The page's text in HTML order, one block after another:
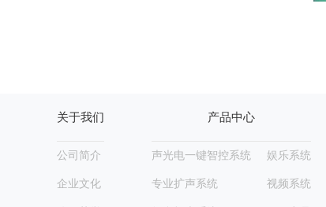
关于我们
公司简介
企业文化
产品中心
声光电一键智控系统
专业扩声系统
娱乐系统
视频系统